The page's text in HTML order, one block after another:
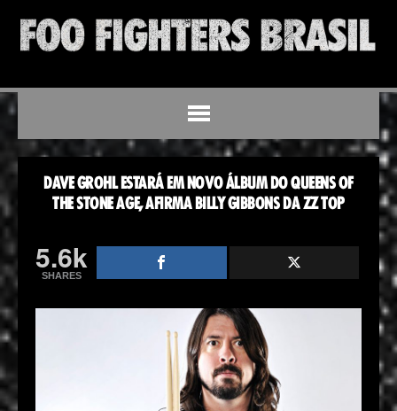
DAVE GROHL ESTARÁ EM NOVO ÁLBUM DO QUEENS OF
THE STONE AGE, AFIRMA BILLY GIBBONS DA ZZ TOP
5.6k
SHARES